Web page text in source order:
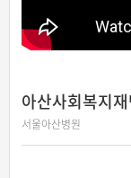
아산사회복지
서울아산병원